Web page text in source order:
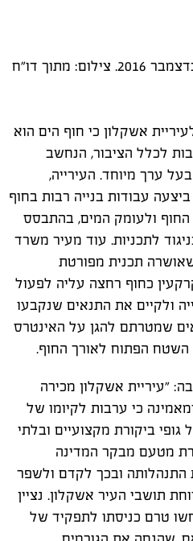
2016.
צילום: מתוך דו"ח
אשקלון כי חוף הים הוא
לכלל הציבור, הנחשב
ערך מיוחד. העירייה,
עבודות בנייה רבות בחוף
החוף ולעומק המים, בהתבסס
לתכניות. עוד מעיר משרד
תכנית מפורטת
כחוף רחצה עליה לפעול
ולקיים את התנאים שנקבעו
שמטרתם להגן על האינטרס
השטח הפתוח לאורך החוף.
"עיריית אשקלון מכירה
כי ערבות לקיומו של
ביקורת מקצועיים ובלתי
מטעם מבקר המדינה
התנהלותה ובכך לקדם ולשפר
תושבי העיר אשקלון. נציין
טרם כניסתו לתפקיד של